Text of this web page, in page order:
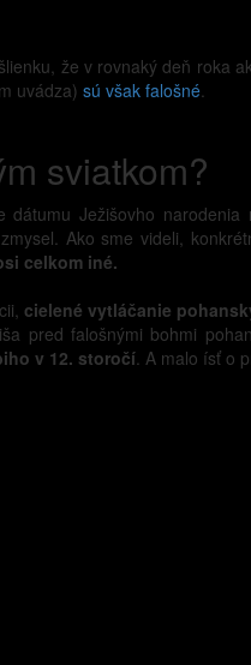
že v rovnaký deň
uvádza) sú však falošné.
sviatkom?
dátumu Ježišovho
Ako sme videli,
celkom iné.
cielené vytláčanie
pred falošnými bohmi
v 12. storočí. A malo ísť o